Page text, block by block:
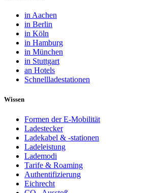
in Aachen
in Berlin
in Köln
in Hamburg
in München
in Stuttgart
an Hotels
Schnellladestationen
Wissen
Formen der E-Mobilität
Ladestecker
Ladekabel & -stationen
Ladeleistung
Lademodi
Tarife & Roaming
Authentifizierung
Eichrecht